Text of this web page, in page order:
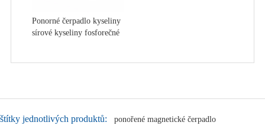
Ponorné čerpadlo kyseliny
sírové kyseliny fosforečné
štítky jednotlivých produktů:
ponořené magnetické čerpadlo